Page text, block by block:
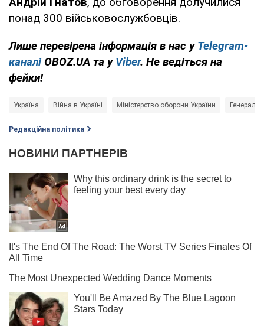
понад 300 військовослужбовців.
Лише перевірена інформація в нас у Telegram-
каналі OBOZ.UA та у Viber. Не ведіться на
фейки!
Україна Війна в Україні Міністерство оборони України
Редакційна політика